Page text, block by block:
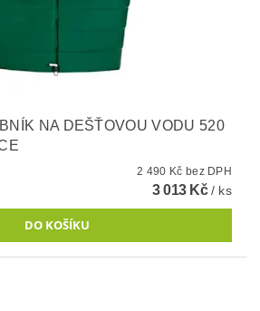
NA DEŠŤOVOU VODU 520
2 490 Kč bez DPH
3 013 Kč/ ks